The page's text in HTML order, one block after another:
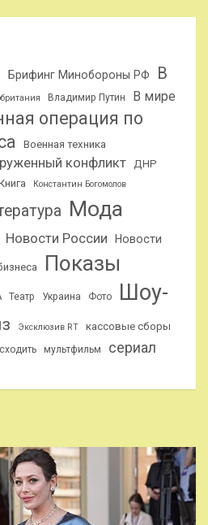
Брифинг Минобороны РФ
В
Владимир Путин В мире
операция по
Военная техника
конфликт ДНР
Константин Богомолов
Мода
Новости России Новости
Показы
Театр Украина Фото
Шоу-
Эксклюзив RT кассовые сборы
мультфильм
сериал